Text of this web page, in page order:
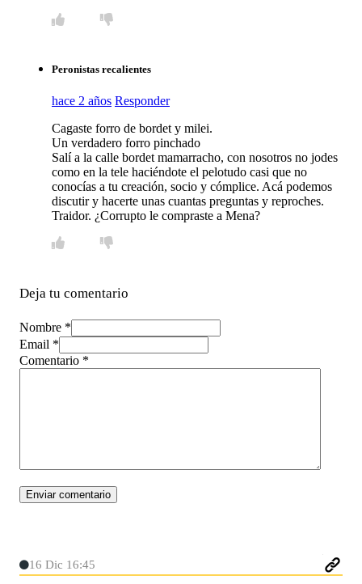
Peronistas recalientes
hace 2 años Responder
Cagaste forro de bordet y milei.
Un verdadero forro pinchado
Salí a la calle bordet mamarracho, con nosotros no jodes
como en la tele haciéndote el pelotudo casi que no
conocías a tu creación, socio y cómplice. Acá podemos
discutir y hacerte unas cuantas preguntas y reproches.
Traidor. ¿Corrupto le compraste a Mena?
Deja tu comentario
Nombre *
Email *
Comentario *
16 Dic 16:45